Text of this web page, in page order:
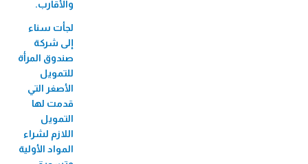
والأقارب.
لجأت سناء
إلى شركة
صندوق المرأة
للتمويل
الأصغر التي
قدمت لها
التمويل
اللازم لشراء
المواد الأولية